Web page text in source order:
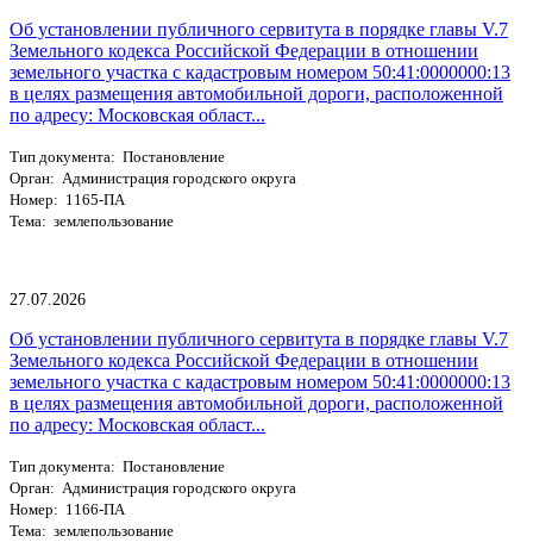
Об установлении публичного сервитута в порядке главы V.7
Земельного кодекса Российской Федерации в отношении
земельного участка с кадастровым номером 50:41:0000000:13
в целях размещения автомобильной дороги, расположенной
по адресу: Московская област...
Тип документа: Постановление
Орган: Администрация городского округа
Номер: 1165-ПА
Тема: землепользование
27.07.2026
Об установлении публичного сервитута в порядке главы V.7
Земельного кодекса Российской Федерации в отношении
земельного участка с кадастровым номером 50:41:0000000:13
в целях размещения автомобильной дороги, расположенной
по адресу: Московская област...
Тип документа: Постановление
Орган: Администрация городского округа
Номер: 1166-ПА
Тема: землепользование